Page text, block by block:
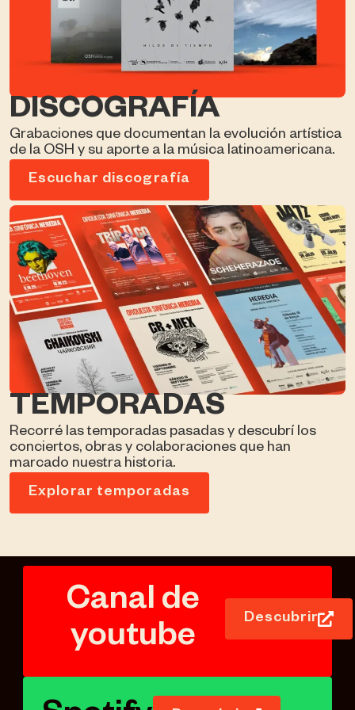
DISCOGRAFÍA
Grabaciones que documentan la evolución artística
de la OSH y su aporte a la música latinoamericana.
Escuchar discografía
TEMPORADAS
Recorré las temporadas pasadas y descubrí los
conciertos, obras y colaboraciones que han
marcado nuestra historia.
Explorar temporadas
Canal de
youtube
Descubrir